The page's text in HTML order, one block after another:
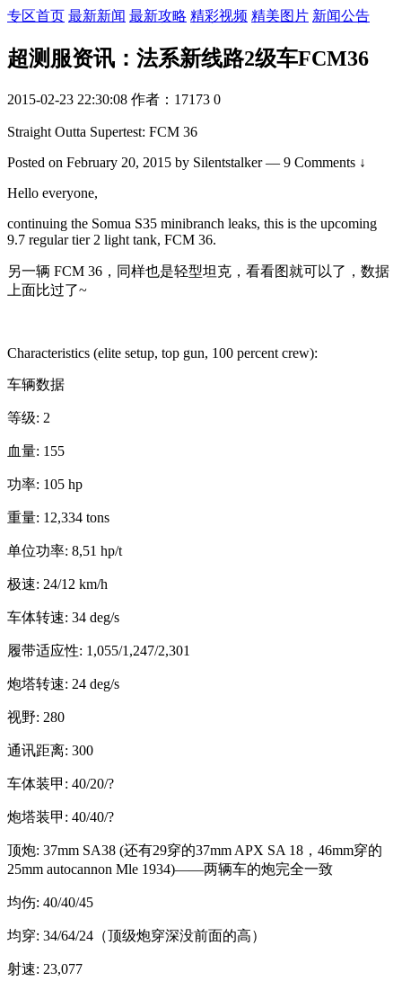
专区首页 最新新闻 最新攻略 精彩视频 精美图片 新闻公告
超测服资讯：法系新线路2级车FCM36
2015-02-23 22:30:08 作者：17173 0
Straight Outta Supertest: FCM 36
Posted on February 20, 2015 by Silentstalker — 9 Comments ↓
Hello everyone,
continuing the Somua S35 minibranch leaks, this is the upcoming
9.7 regular tier 2 light tank, FCM 36.
另一辆 FCM 36，同样也是轻型坦克，看看图就可以了，数据
上面比过了~
Characteristics (elite setup, top gun, 100 percent crew):
车辆数据
等级: 2
血量: 155
功率: 105 hp
重量: 12,334 tons
单位功率: 8,51 hp/t
极速: 24/12 km/h
车体转速: 34 deg/s
履带适应性: 1,055/1,247/2,301
炮塔转速: 24 deg/s
视野: 280
通讯距离: 300
车体装甲: 40/20/?
炮塔装甲: 40/40/?
顶炮: 37mm SA38 (还有29穿的37mm APX SA 18，46mm穿的
25mm autocannon Mle 1934)——两辆车的炮完全一致
均伤: 40/40/45
均穿: 34/64/24（顶级炮穿深没前面的高）
射速: 23,077